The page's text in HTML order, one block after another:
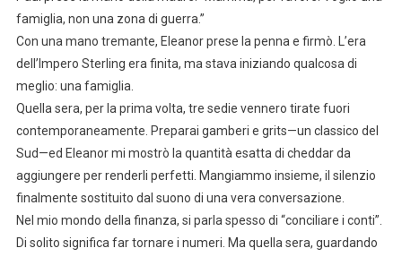
famiglia, non una zona di guerra.”
Con una mano tremante, Eleanor prese la penna e firmò. L’era
dell’Impero Sterling era finita, ma stava iniziando qualcosa di
meglio: una famiglia.
Quella sera, per la prima volta, tre sedie vennero tirate fuori
contemporaneamente. Preparai gamberi e grits—un classico del
Sud—ed Eleanor mi mostrò la quantità esatta di cheddar da
aggiungere per renderli perfetti. Mangiammo insieme, il silenzio
finalmente sostituito dal suono di una vera conversazione.
Nel mio mondo della finanza, si parla spesso di “conciliare i conti”.
Di solito significa far tornare i numeri. Ma quella sera, guardando